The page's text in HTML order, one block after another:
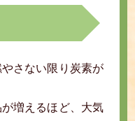
さない限り炭素が
増えるほど、大気